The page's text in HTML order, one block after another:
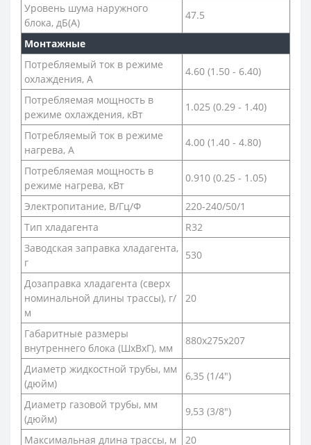
Уровень шума наружного
блока, дБ(А)
47.5
Монтажные
Потребляемый ток в режиме
охлаждения, A
4.60 (1.50 - 6.40)
Потребляемая мощность в
режиме охлаждения, кВт
1.025 (0.29 - 1.40)
Потребляемый ток в режиме
нагрева, A
4.00 (1.40 - 4.80)
Потребляемая мощность в
режиме нагрева, кВт
0.910 (0.25 - 1.05)
Электропитание, В/Гц/Ф
220-240/50/1
Тип хладагента
R32
Заводская заправка хладагента,
г
530
Дозаправка хладагента (сверх
номинальной длины трассы), г/
м
20
Габаритные размеры
внутреннего блока (ШхВхГ), мм
880x275x207
Диаметр жидкостной трубы, мм
(дюйм)
6,35 (1/4")
Диаметр газовой трубы, мм
(дюйм)
9,53 (3/8")
Максимальная длина трассы, м
20